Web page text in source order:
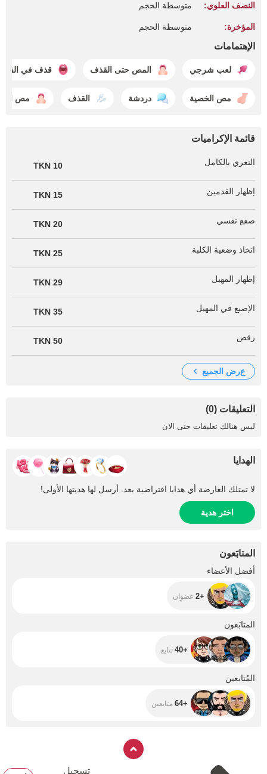
النصف العلوي: متوسطة الحجم
المؤخرة: متوسطة الحجم
الإهتمامات
لعب شرجي المص حتى القذف قذف في الفم
مص الخصية دردشة القذف مص
قائمة الإكراميات
التعري بالكامل 10 TKN
إظهار القدمين 15 TKN
صفع نفسي 20 TKN
اتخاذ وضعية الكلبة 25 TKN
إظهار المهبل 29 TKN
الإصبع في المهبل 35 TKN
رقص 50 TKN
عرض الجميع
التعليقات (0)
ليس هنالك تعليقات حتى الان
الهدايا
لا تمتلك العارضة أي هدايا افتراضية بعد. أرسل لها هديتها الأولى!
اختر هدية
المتابَعون
أفضل الأعضاء
+2 عضوان
المتابَعون
+40 تتابع
المُتابعين
+64 متابعين
تسجيل